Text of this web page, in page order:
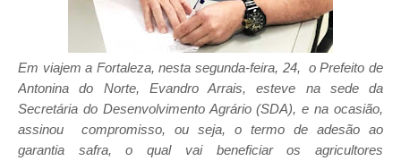
Em viajem a Fortaleza, nesta segunda-feira, 24, o Prefeito de
Antonina do Norte, Evandro Arrais, esteve na sede da
Secretária do Desenvolvimento Agrário (SDA), e na ocasião,
assinou compromisso, ou seja, o termo de adesão ao
garantia safra, o qual vai beneficiar os agricultores